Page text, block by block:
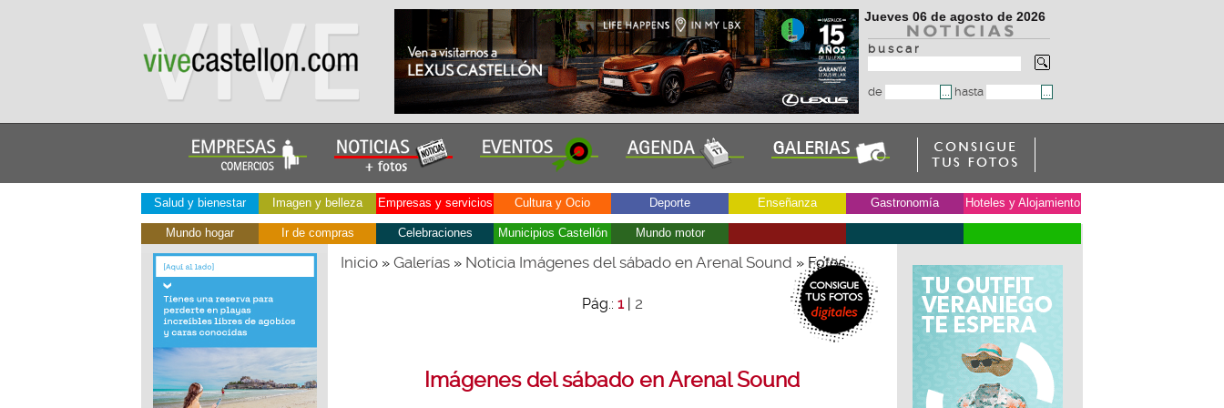
Jueves 06 de agosto de 2026
b u s c a r
de hasta
Salud y bienestar Imagen y belleza Empresas y servicios Cultura y Ocio Deporte Enseñanza Gastronomía Hoteles y Alojamiento
Mundo hogar Ir de compras Celebraciones Municipios Castellón Mundo motor
Inicio» Galerías» Noticia Imágenes del sábado en Arenal Sound » Fotos
Pág.: 1| 2
Imágenes del sábado en Arenal Sound